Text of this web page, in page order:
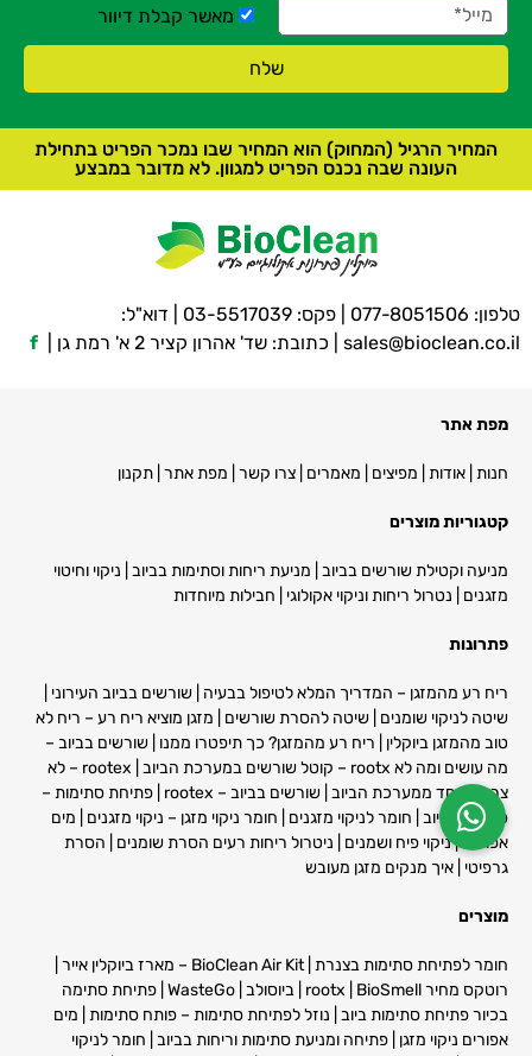
מאשר קבלת דיוור
שלח
המחיר הרגיל (המחוק) הוא המחיר שבו נמכר הפריט בתחילת
העונה שבה נכנס הפריט למגוון. לא מדובר במבצע
טלפון: 077-8051506 | פקס: 03-5517039 | דוא"ל:
sales@bioclean.co.il | כתובת: שד' אהרון קציר 2 א' רמת גן | f
מפת אתר
חנות אודות מפיצים מאמרים צרו קשר מפת אתר תקנון
קטגוריות מוצרים
מניעה וקטילת שורשים בביוב מניעת ריחות וסתימות בביוב ניקוי וחיטוי
מזגנים
נטרול ריחות וניקוי אקולוגי חבילות מיוחדות
פתרונות
ריח רע מהמזגן – המדריך המלא לטיפול בבעיה שורשים בביוב העירוני
שיטה לניקוי שומנים שיטה להסרת שורשים | מזגן מוציא ריח רע – ריח לא
טוב מהמזגן ביוקלין
ריח רע מהמזגן? כך תיפטרו ממנו שורשים בביוב –
מה עושים ומה לא rootx – קוטל שורשים במערכת הביוב
rootex – לא
צריך לפחד ממערכת הביוב שורשים בביוב – rootex
פתיחת סתימות –
סתימה בביוב חומר לניקוי מזגנים
חומר ניקוי מזגן – ניקוי מזגנים | מים
אפורים |ניקוי פיח ושמנים ניטרול ריחות רעים הסרת שומנים
הסרת
גרפיטי איך מנקים מזגן מעובש
מוצרים
חומר לפתיחת סתימות בצנרת |BioClean Air Kit – מארז ביוקלין אייר
רוטקס מחיר
rootx BioSmell ביוסולב WasteGo פתיחת סתימה
בכיור פתיחת סתימות ביוב נוזל לפתיחת סתימות – פותח סתימות מים
אפורים ניקוי מזגן פתיחה ומניעת סתימות וריחות בביוב חומר לניקוי